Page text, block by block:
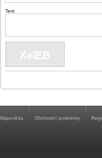
Text
Nápověda Obchodní podmínky